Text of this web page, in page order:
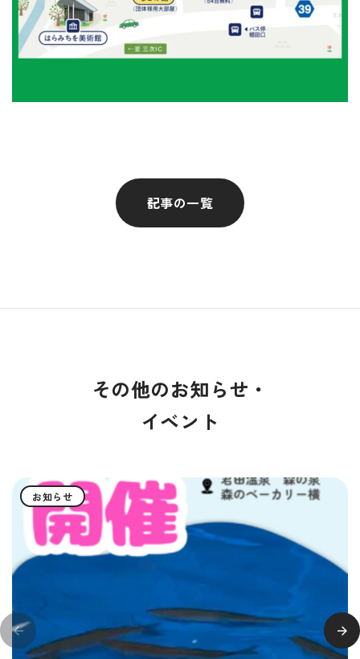
記事の一覧
その他のお知らせ・
イベント
お知らせ